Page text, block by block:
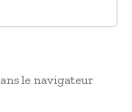
le navigateur